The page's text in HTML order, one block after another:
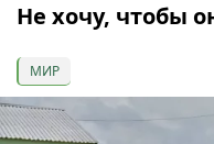
Не хочу, чтобы
МИР